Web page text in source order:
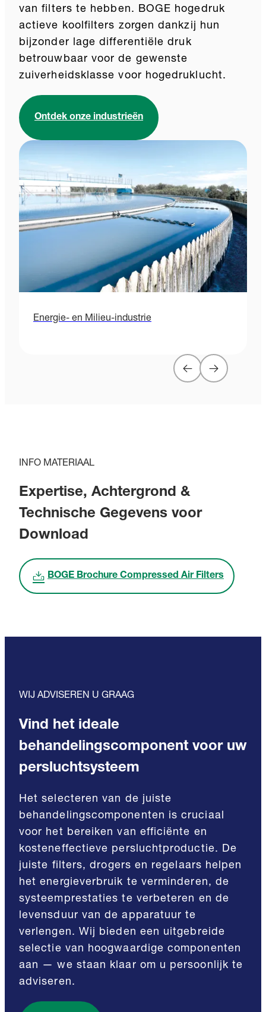
van filters te hebben. BOGE hogedruk
actieve koolfilters zorgen dankzij hun
bijzonder lage differentiële druk
betrouwbaar voor de gewenste
zuiverheidsklasse voor hogedruklucht.
Ontdek onze industrieën
Energie- en Milieu-industrie
INFO MATERIAAL
Expertise, Achtergrond &
Technische Gegevens voor
Download
BOGE Brochure Compressed Air Filters
WIJ ADVISEREN U GRAAG
Vind het ideale
behandelingscomponent voor uw
persluchtsysteem
Het selecteren van de juiste
behandelingscomponenten is cruciaal
voor het bereiken van efficiënte en
kosteneffectieve persluchtproductie. De
juiste filters, drogers en regelaars helpen
het energieverbruik te verminderen, de
systeemprestaties te verbeteren en de
levensduur van de apparatuur te
verlengen. Wij bieden een uitgebreide
selectie van hoogwaardige componenten
aan — we staan klaar om u persoonlijk te
adviseren.